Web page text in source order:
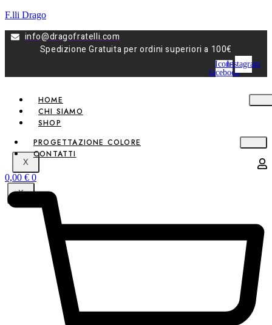
F.lli Drago
info@dragofratelli.com
Spedizione Gratuita per ordini superiori a 100€
Icon-
facebook
Instagram
HOME
CHI SIAMO
SHOP
X
PROGETTAZIONE COLORE
CONTATTI
X
0,00 € 0